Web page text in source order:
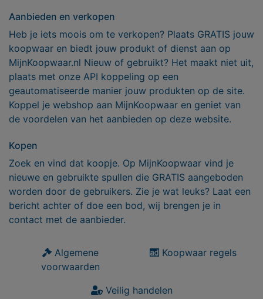
Aanbieden en verkopen
Heb je iets moois om te verkopen? Plaats GRATIS jouw
koopwaar en biedt jouw produkt of dienst aan op
MijnKoopwaar.nl Nieuw of gebruikt? Het maakt niet uit,
plaats met onze API koppeling op een
geautomatiseerde manier jouw produkten op de site.
Koppel je webshop aan MijnKoopwaar en geniet van
de voordelen van het aanbieden op deze website.
Kopen
Zoek en vind dat koopje. Op MijnKoopwaar vind je
nieuwe en gebruikte spullen die GRATIS aangeboden
worden door de gebruikers. Zie je wat leuks? Laat een
bericht achter of doe een bod, wij brengen je in
contact met de aanbieder.
Algemene
voorwaarden
Koopwaar regels
Veilig handelen